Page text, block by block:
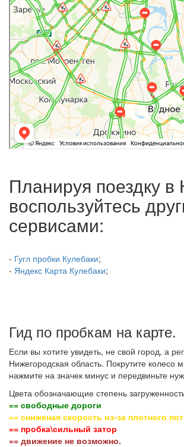
Планируя поездку в
воспользуйтесь
сервисами:
- Гугл пробки Кулебаки;
- Яндекс Карта Кулебаки;
Гид по пробкам на карте.
Если вы хотите увидеть, не свой город, а
Нижегородская область. Покрутите колесо
нажмите на значек минус и передвиньте
Цвета обозначающие степень
== свободные дороги
== сниженая скорость из-за плотного
== пробка\сильный затор
== движение не возможно.